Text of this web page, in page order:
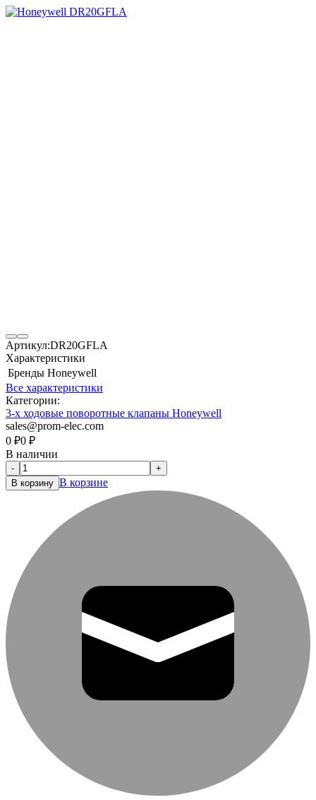
Артикул:DR20GFLA
Характеристики
Бренды Honeywell
Все характеристики
Категории:
3-х ходовые поворотные клапаны Honeywell
sales@prom-elec.com
0 ₽0 ₽
В наличии
-
+
В корзину В корзине